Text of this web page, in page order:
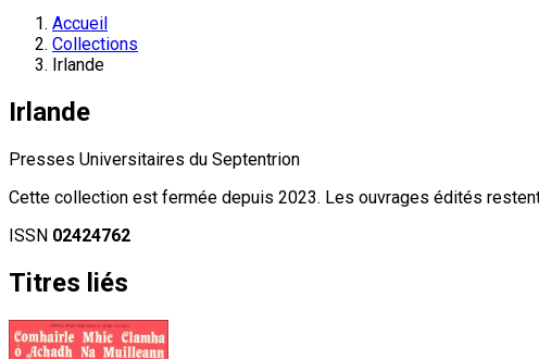
Accueil
Collections
Irlande
Irlande
Presses Universitaires du Septentrion
Cette collection est fermée depuis 2023. Les ouvrages édités
ISSN 02424762
Titres liés